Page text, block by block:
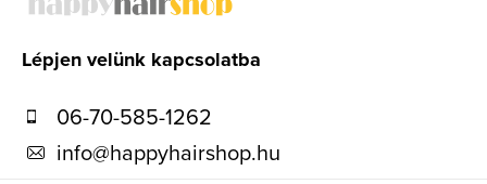
Lépjen velünk kapcsolatba
06-70-585-1262
info@happyhairshop.hu